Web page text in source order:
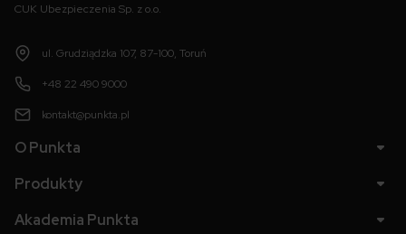
CUK Ubezpieczenia Sp. z o.o.
ul. Grudziądzka 107, 87-100, Toruń
+48 22 490 9000
kontakt@punkta.pl
O Punkta
Produkty
Akademia Punkta